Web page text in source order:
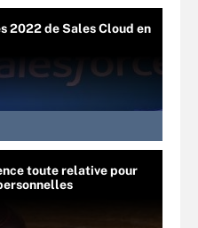
2022 de Sales Cloud en
toute relative pour